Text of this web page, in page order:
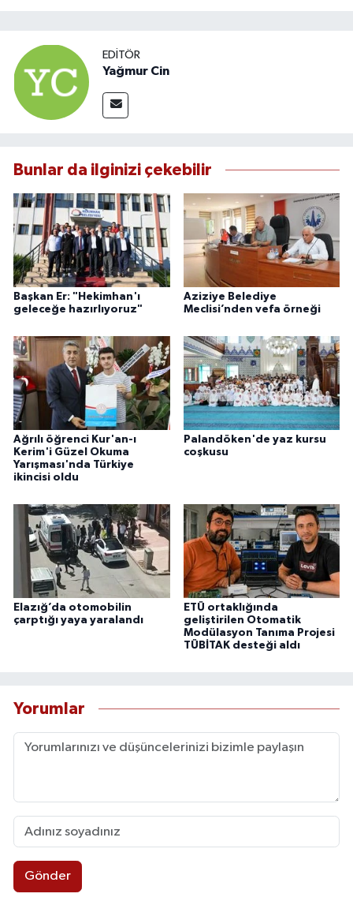
EDITÖR
Yağmur Cin
Bunlar da ilginizi çekebilir
Başkan Er: "Hekimhan'ı
geleceğe hazırlıyoruz"
Aziziye Belediye
Meclisi’nden vefa örneği
Ağrılı öğrenci Kur'an-ı
Kerim'i Güzel Okuma
Yarışması'nda Türkiye
ikincisi oldu
Palandöken'de yaz kursu
coşkusu
Elazığ’da otomobilin
çarptığı yaya yaralandı
ETÜ ortaklığında
geliştirilen Otomatik
Modülasyon Tanıma Projesi
TÜBİTAK desteği aldı
Yorumlar
Gönder